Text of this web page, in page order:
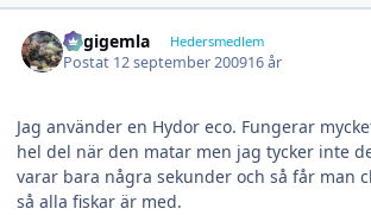
stigigemla Hedersmedlem
Postat 12 september 200916 år
Jag använder en Hydor eco. Fungerar
hel del när den matar men jag tycker inte
varar bara några sekunder och så får man
så alla fiskar är med.